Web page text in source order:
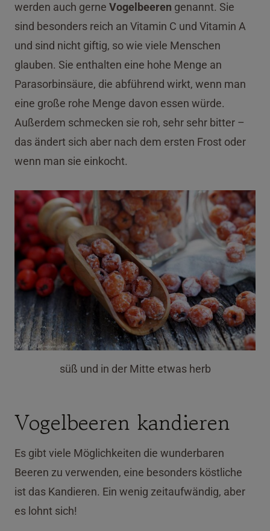
werden auch gerne Vogelbeeren genannt. Sie
sind besonders reich an Vitamin C und Vitamin A
und sind nicht giftig, so wie viele Menschen
glauben. Sie enthalten eine hohe Menge an
Parasorbinsäure, die abführend wirkt, wenn man
eine große rohe Menge davon essen würde.
Außerdem schmecken sie roh, sehr sehr bitter –
das ändert sich aber nach dem ersten Frost oder
wenn man sie einkocht.
süß und in der Mitte etwas herb
Vogelbeeren kandieren
Es gibt viele Möglichkeiten die wunderbaren
Beeren zu verwenden, eine besonders köstliche
ist das Kandieren. Ein wenig zeitaufwändig, aber
es lohnt sich!